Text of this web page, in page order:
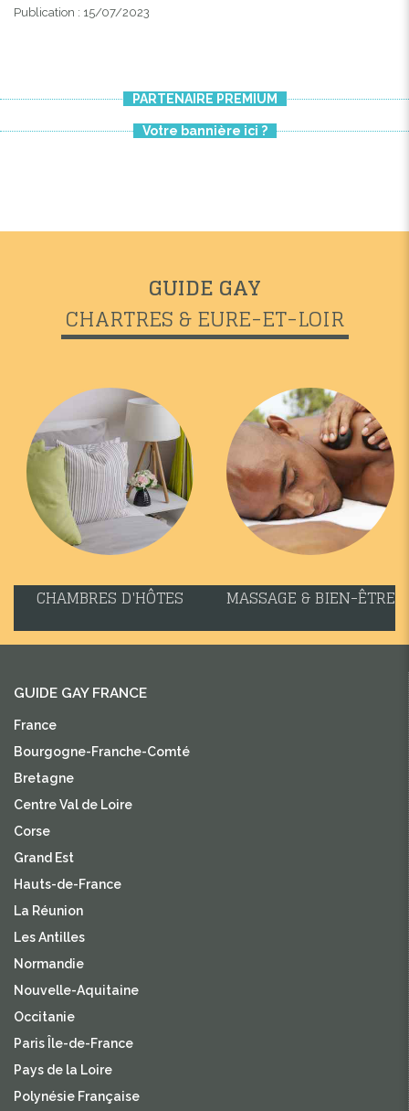
Publication : 15/07/2023
PARTENAIRE PREMIUM
Votre bannière ici ?
GUIDE GAY
CHARTRES & EURE-ET-LOIR
CHAMBRES D'HÔTES MASSAGE & BIEN-ÊTRE
GUIDE GAY FRANCE
France
Bourgogne-Franche-Comté
Bretagne
Centre Val de Loire
Corse
Grand Est
Hauts-de-France
La Réunion
Les Antilles
Normandie
Nouvelle-Aquitaine
Occitanie
Paris Île-de-France
Pays de la Loire
Polynésie Française